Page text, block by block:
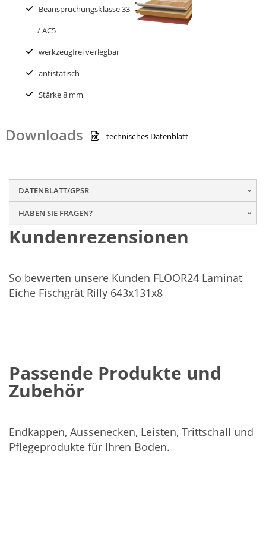
Beanspruchungsklasse 33
/ AC5
werkzeugfrei verlegbar
antistatisch
Stärke 8 mm
Downloads technisches Datenblatt
DATENBLATT/GPSR
HABEN SIE FRAGEN?
Kundenrezensionen
So bewerten unsere Kunden FLOOR24 Laminat
Eiche Fischgrät Rilly 643x131x8
Passende Produkte und
Zubehör
Endkappen, Aussenecken, Leisten, Trittschall und
Pflegeprodukte für Ihren Boden.